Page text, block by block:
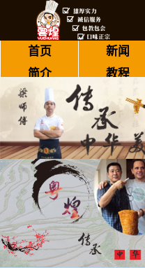
首页 新闻
简介
教程